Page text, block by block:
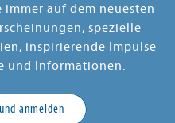
auf dem neuesten
spezielle
inspirierende Impulse
und Informationen.
anmelden